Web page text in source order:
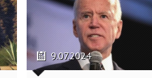
9.07.2024